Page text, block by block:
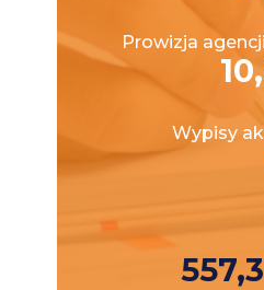
Prowizja
Wypisy